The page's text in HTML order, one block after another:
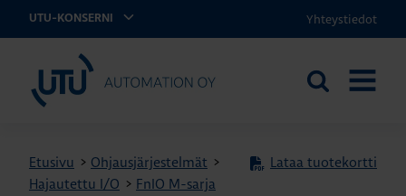
UTU-KONSERNI Yhteystiedot
UTU Automation
Etsi
Etusivu > Ohjausjärjestelmät >
Hajautettu I/O > FnIO M-sarja
Lataa tuotekortti